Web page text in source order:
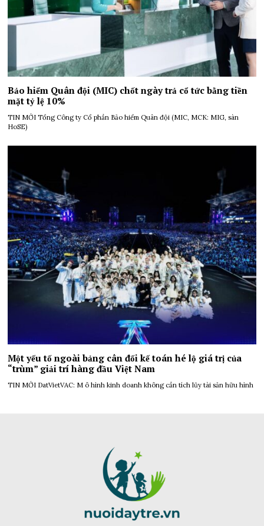
Bảo hiểm Quân đội (MIC) chốt ngày trả cổ tức bằng tiền
mặt tỷ lệ 10%
TIN MỚI Tổng Công ty Cổ phần Bảo hiểm Quân đội (MIC, MCK: MIG, sàn
HoSE)
Một yếu tố ngoài bảng cân đối kế toán hé lộ giá trị của
“trùm” giải trí hàng đầu Việt Nam
TIN MỚI DatVietVAC: M ô hình kinh doanh không cần tích lũy tài sản hữu hình